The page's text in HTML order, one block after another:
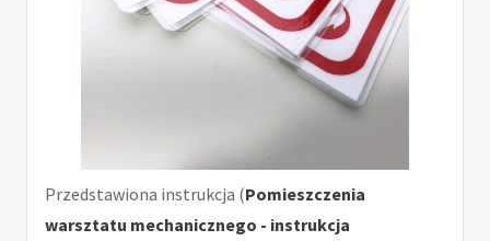
Przedstawiona instrukcja (Pomieszczenia
warsztatu mechanicznego - instrukcja